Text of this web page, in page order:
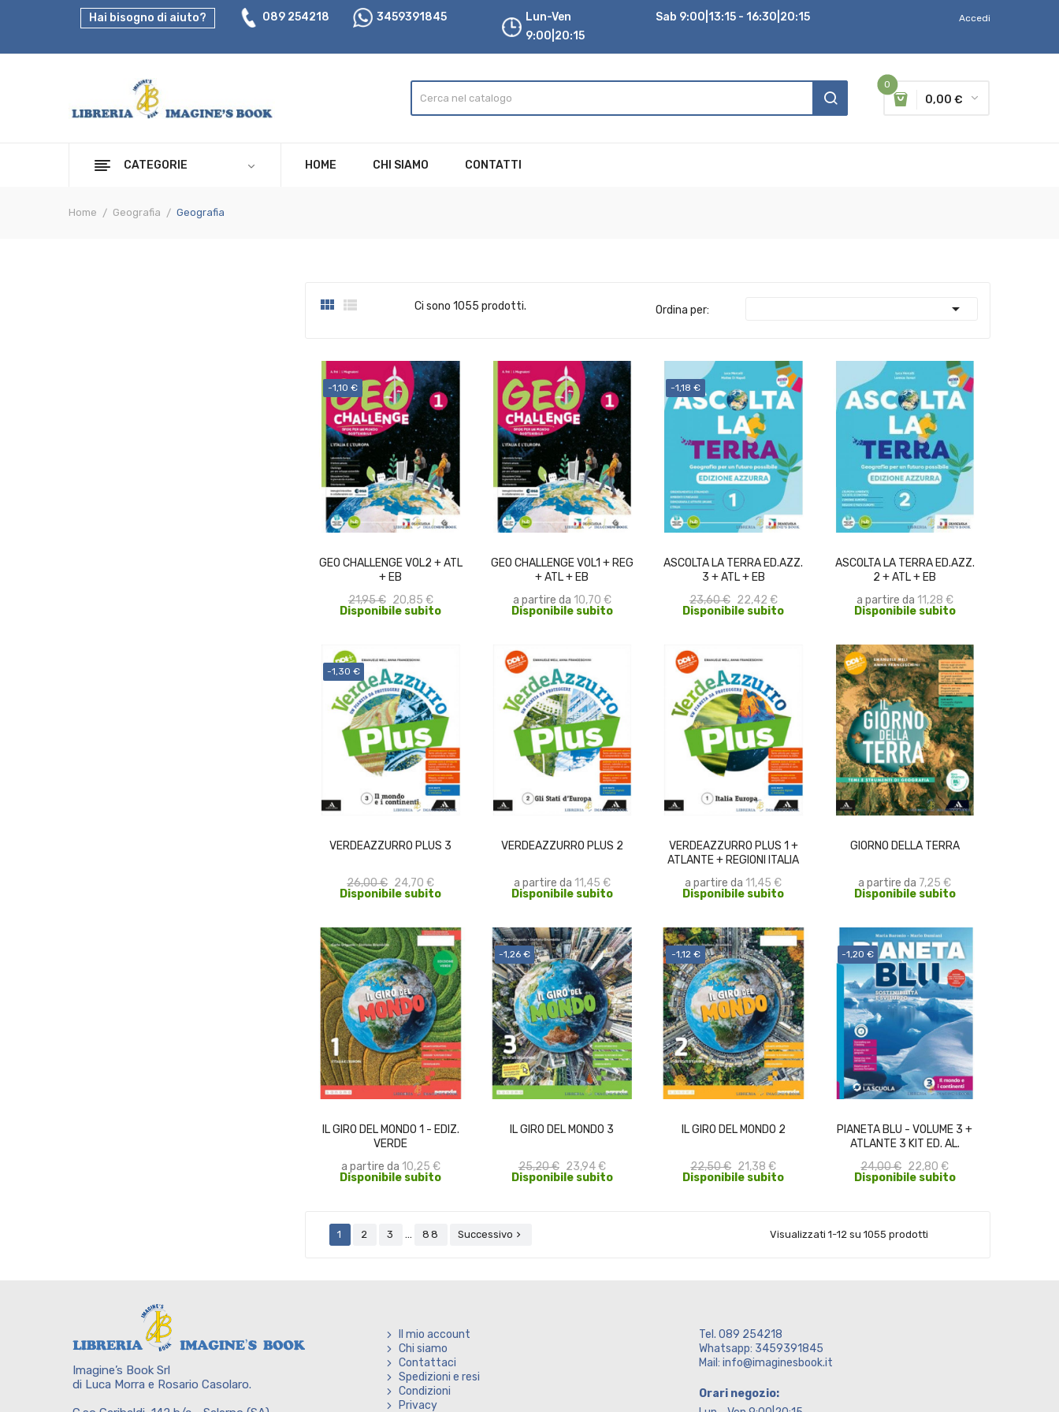
Hai bisogno di aiuto? 089 254218 3459391845
Lun-Ven
9:00|20:15
Sab 9:00|13:15 - 16:30|20:15 Accedi
0
0,00 €
CATEGORIE HOME CHI SIAMO CONTATTI
Home Geografia Geografia
  Ci sono 1055 prodotti. Ordina per: 
-1,10 €
GEO CHALLENGE VOL2 + ATL
+ EB
21,95 € 20,85 €
Disponibile subito
ACQUISTA
GEO CHALLENGE VOL1 + REG
+ ATL + EB
a partire da 10,70 €
Disponibile subito
SCEGLI
-1,18 €
ASCOLTA LA TERRA ED.AZZ.
3 + ATL + EB
23,60 € 22,42 €
Disponibile subito
ACQUISTA
ASCOLTA LA TERRA ED.AZZ.
2 + ATL + EB
a partire da 11,28 €
Disponibile subito
SCEGLI
-1,30 €
VERDEAZZURRO PLUS 3
26,00 € 24,70 €
Disponibile subito
ACQUISTA
VERDEAZZURRO PLUS 2
a partire da 11,45 €
Disponibile subito
SCEGLI
VERDEAZZURRO PLUS 1 +
ATLANTE + REGIONI ITALIA
a partire da 11,45 €
Disponibile subito
SCEGLI
GIORNO DELLA TERRA
a partire da 7,25 €
Disponibile subito
SCEGLI
IL GIRO DEL MONDO 1 - EDIZ.
VERDE
a partire da 10,25 €
Disponibile subito
SCEGLI
-1,26 €
IL GIRO DEL MONDO 3
25,20 € 23,94 €
Disponibile subito
ACQUISTA
-1,12 €
IL GIRO DEL MONDO 2
22,50 € 21,38 €
Disponibile subito
ACQUISTA
-1,20 €
PIANETA BLU - VOLUME 3 +
ATLANTE 3 KIT ED. AL.
24,00 € 22,80 €
Disponibile subito
ACQUISTA
1 2 3 … 88 Successivo  Visualizzati 1-12 su 1055 prodotti
Imagine’s Book Srl
di Luca Morra e Rosario Casolaro.
Il mio account
Chi siamo
Contattaci
Spedizioni e resi
Condizioni
Privacy
Tel. 089 254218
Whatsapp: 3459391845
Mail: info@imaginesbook.it
Orari negozio: